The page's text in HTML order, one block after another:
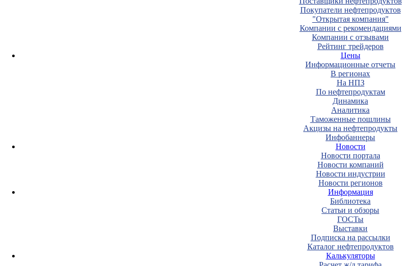
Покупатели нефтепродуктов
"Открытая компания"
Компании с рекомендациями
Компании с отзывами
Рейтинг трейдеров
Цены
Информационные отчеты
В регионах
На НПЗ
По нефтепродуктам
Динамика
Аналитика
Таможенные пошлины
Акцизы на нефтепродукты
Инфобаннеры
Новости
Новости портала
Новости компаний
Новости индустрии
Новости регионов
Информация
Библиотека
Статьи и обзоры
ГОСТы
Выставки
Подписка на рассылки
Каталог нефтепродуктов
Калькуляторы